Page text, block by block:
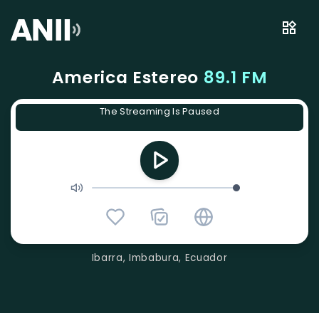
America Estereo 89.1 FM
The Streaming Is Paused
Ibarra, Imbabura, Ecuador